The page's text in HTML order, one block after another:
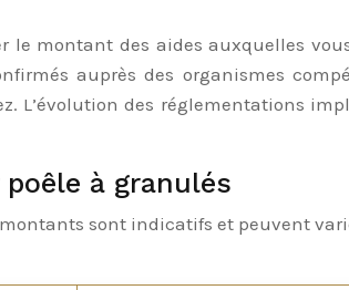
montant des aides auxquelles
auprès des organismes
L’évolution des réglementations
à granulés
sont indicatifs et peuvent